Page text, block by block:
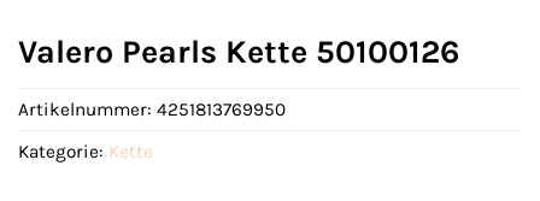
Valero Pearls Kette 50100126
Artikelnummer: 4251813769950
Kategorie: Kette